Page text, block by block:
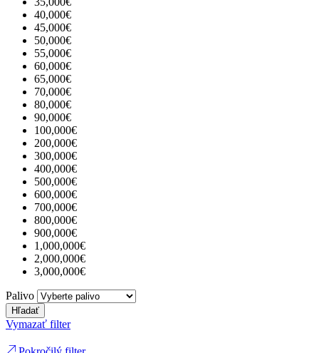
40,000€
45,000€
50,000€
55,000€
60,000€
65,000€
70,000€
80,000€
90,000€
100,000€
200,000€
300,000€
400,000€
500,000€
600,000€
700,000€
800,000€
900,000€
1,000,000€
2,000,000€
3,000,000€
Palivo
Hľadať
Vymazať filter